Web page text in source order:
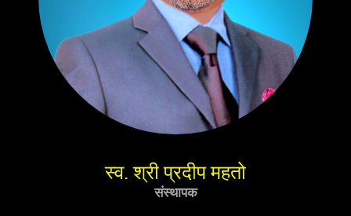
स्व. श्री प्रदीप महतो
संस्थापक